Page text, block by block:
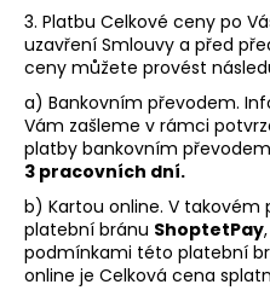
3. Platbu Celkové ceny po
uzavření Smlouvy a před
ceny můžete provést
a) Bankovním převodem.
Vám zašleme v rámci
platby bankovním
3 pracovních dní.
b) Kartou online. V
platební bránu ShoptetPay
podmínkami této platební
online je Celková cena